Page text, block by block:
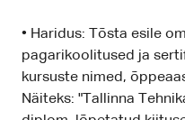
• Haridus: Tõsta esile
pagarikoolitused ja
kursuste nimed,
Näiteks: "Tallinna